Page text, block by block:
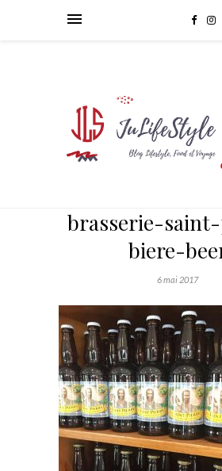
brasserie-
biere-
6 mai 2017